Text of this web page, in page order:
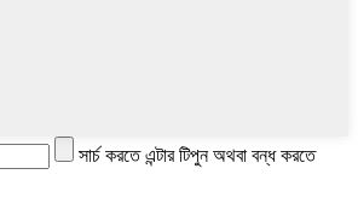
সার্চ করতে এন্টার টিপুন অথবা বন্ধ করতে